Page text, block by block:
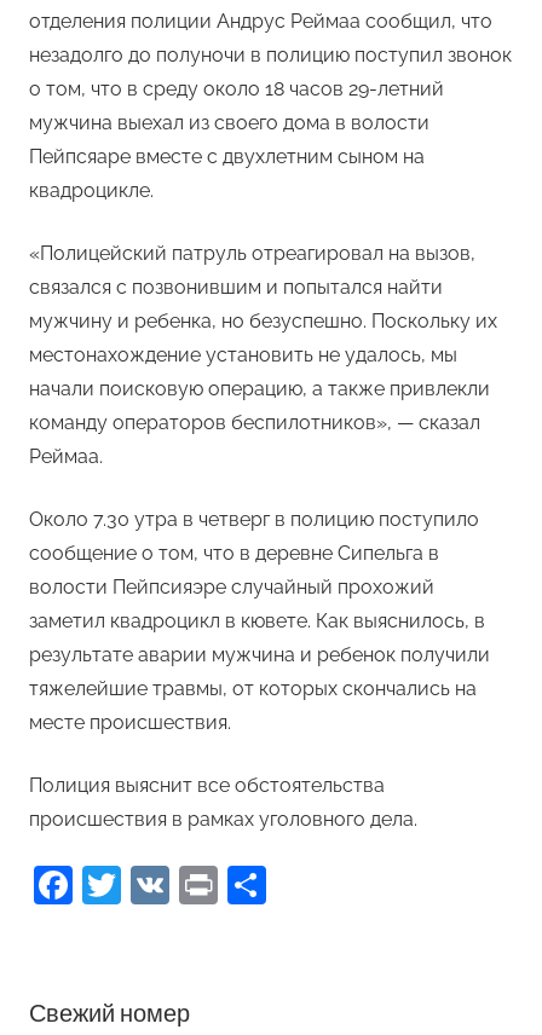
отделения полиции Андрус Реймаа сообщил, что
незадолго до полуночи в полицию поступил звонок
о том, что в среду около 18 часов 29-летний
мужчина выехал из своего дома в волости
Пейпсяаре вместе с двухлетним сыном на
квадроцикле.
«Полицейский патруль отреагировал на вызов,
связался с позвонившим и попытался найти
мужчину и ребенка, но безуспешно. Поскольку их
местонахождение установить не удалось, мы
начали поисковую операцию, а также привлекли
команду операторов беспилотников», — сказал
Реймаа.
Около 7.30 утра в четверг в полицию поступило
сообщение о том, что в деревне Сипельга в
волости Пейпсияэре случайный прохожий
заметил квадроцикл в кювете. Как выяснилось, в
результате аварии мужчина и ребенок получили
тяжелейшие травмы, от которых скончались на
месте происшествия.
Полиция выяснит все обстоятельства
происшествия в рамках уголовного дела.
Facebook
Twitter
VK Print
Свежий номер